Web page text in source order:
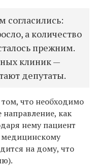
согласились:
а количество
прежним.
клиник —
депутаты.
что необходимо
направление, как
нему пациент
медицинскому
на дому, что